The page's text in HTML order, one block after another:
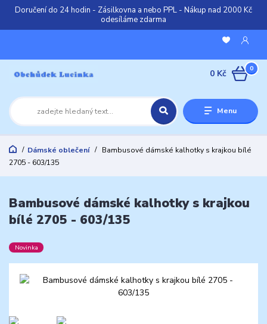
Doručení do 24 hodin - Zásilkovna a nebo PPL - Nákup nad 2000 Kč
odesíláme zdarma
Menu
0
0 Kč
Dámské oblečení
Bambusové dámské kalhotky s krajkou bílé
2705 - 603/135
Bambusové dámské kalhotky s krajkou
bílé 2705 - 603/135
Novinka